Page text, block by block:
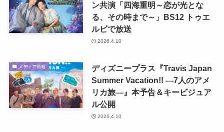
ン共演「四海重明～恋が光とな
る、その時まで～」BS12 トゥエ
ルビで放送
2026.4.10
メディア情報
ディズニープラス『Travis Japan
Summer Vacation!! ―7人のアメ
リカ旅―』本予告＆キービジュア
ル公開
2026.4.10